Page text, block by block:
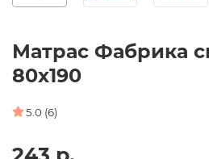
Матрас Фабрика
80х190
5.0 (6)